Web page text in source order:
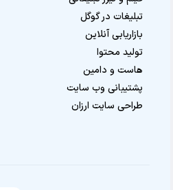
تبلیغات در گوگل
بازاریابی آنلاین
تولید محتوا
هاست و دامین
پشتیبانی وب سایت
طراحی سایت ارزان